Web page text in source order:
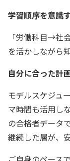
学習順序を意識
「労働科目→社
を活かしながら
自分に合った計
モデルスケジュ
マ時間も活用し
の合格者データ
継続した層が、